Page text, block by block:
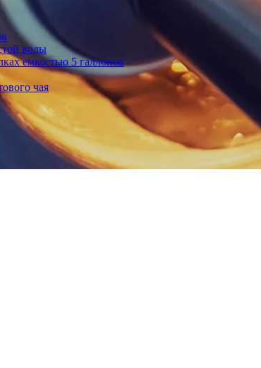
воды
емкостью 5 галлонов
чая